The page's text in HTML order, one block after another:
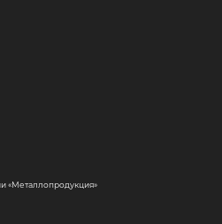
«Металлопродукция»